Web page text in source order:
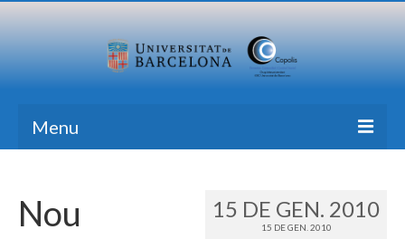
Menu
Recerca 15 DE GEN. 2010
15 DE GEN. 2010
Nou